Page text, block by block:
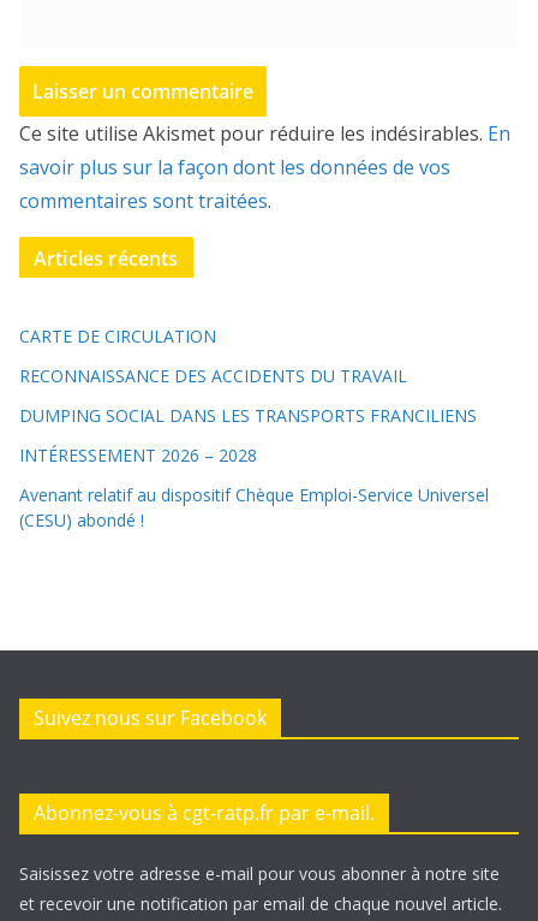
Ce site utilise Akismet pour réduire les indésirables. En
savoir plus sur la façon dont les données de vos
commentaires sont traitées.
Articles récents
CARTE DE CIRCULATION
RECONNAISSANCE DES ACCIDENTS DU TRAVAIL
DUMPING SOCIAL DANS LES TRANSPORTS FRANCILIENS
INTÉRESSEMENT 2026 – 2028
Avenant relatif au dispositif Chèque Emploi-Service Universel
(CESU) abondé !
Suivez nous sur Facebook
Abonnez-vous à cgt-ratp.fr par e-mail.
Saisissez votre adresse e-mail pour vous abonner à notre site
et recevoir une notification par email de chaque nouvel article.